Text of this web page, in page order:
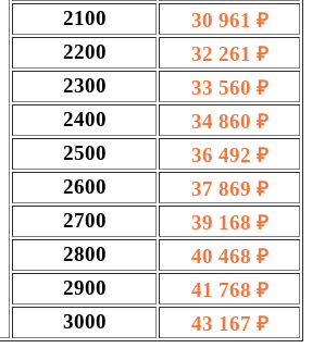
2100
30 961 ₽
2200
32 261 ₽
2300
33 560 ₽
2400
34 860 ₽
2500
36 492 ₽
2600
37 869 ₽
2700
39 168 ₽
2800
40 468 ₽
2900
41 768 ₽
3000
43 167 ₽